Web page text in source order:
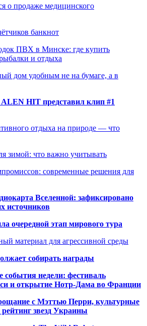
о продаже медицинского
банкнот
ПВХ в Минске: где купить
и отдыха
дом удобным не на бумаге, а в
ALEN HIT представил клип #1
отдыха на природе — что
зимой: что важно учитывать
современные решения для
Вселенной: зафиксировано
источников
очередной этап мирового тура
материал для агрессивной среды
собирать награды
события недели: фестиваль
и открытие Нотр-Дама во Франции
с Мэттью Перри, культурные
звезд Украины